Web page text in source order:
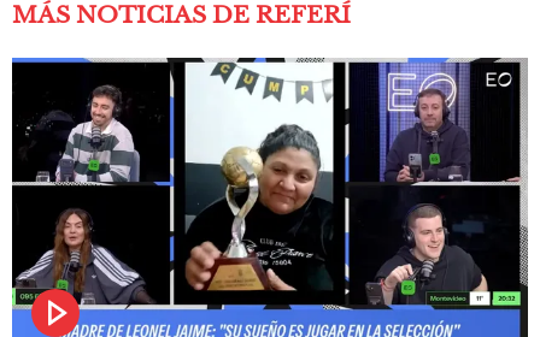
MÁS NOTICIAS DE REFERÍ